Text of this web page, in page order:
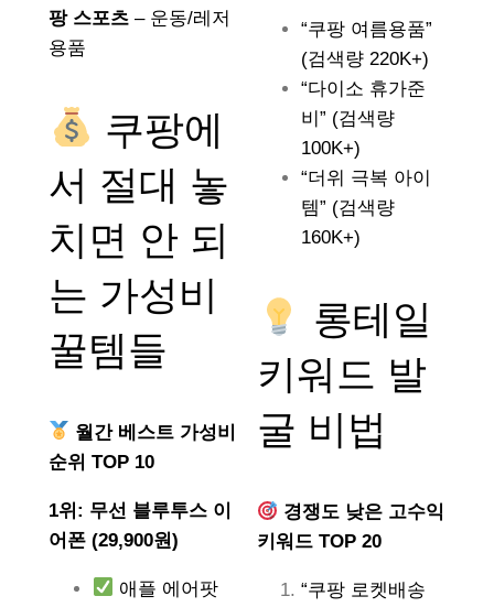
팡 스포츠 – 운동/레저
용품
쿠팡에
서 절대 놓
치면 안 되
는 가성비
꿀템들
월간 베스트 가성비
순위 TOP 10
1위: 무선 블루투스 이
어폰 (29,900원)
애플 에어팟
“쿠팡 여름용품”
(검색량 220K+)
“다이소 휴가준
비” (검색량
100K+)
“더위 극복 아이
템” (검색량
160K+)
롱테일
키워드 발
굴 비법
경쟁도 낮은 고수익
키워드 TOP 20
“쿠팡 로켓배송